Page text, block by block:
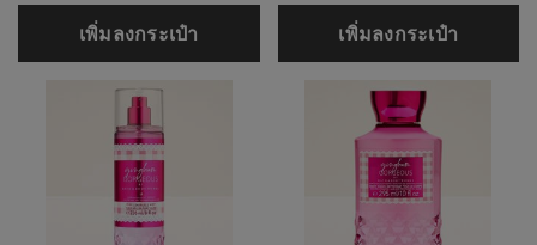
เพิ่มลงกระเป๋า เพิ่มลงกระเป๋า